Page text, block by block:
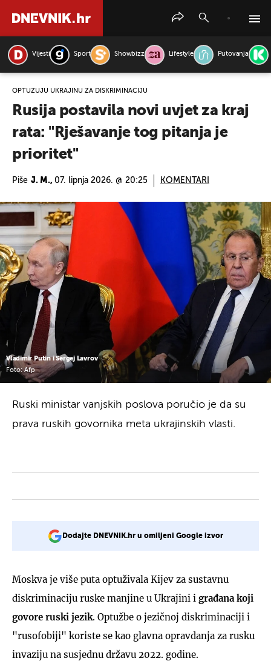
Vijesti Sport Showbizz Lifestyle Putovanja
OPTUŽUJU UKRAJINU ZA DISKRIMINACIJU
Rusija postavila novi uvjet za kraj
rata: "Rješavanje tog pitanja je
prioritet"
Piše J. M., 07. lipnja 2026. @ 20:25 KOMENTARI
Vladimir Putin i Sergej Lavrov
Foto: Afp
Ruski ministar vanjskih poslova poručio je da su
prava ruskih govornika meta ukrajinskih vlasti.
Dodajte DNEVNIK.hr u omiljeni Google izvor
Moskva je više puta optuživala Kijev za sustavnu
diskriminaciju ruske manjine u Ukrajini i građana koji
govore ruski jezik. Optužbe o jezičnoj diskriminaciji i
"rusofobiji" koriste se kao glavna opravdanja za rusku
invaziju na susjednu državu 2022. godine.
PRETRAŽITE VIJESTI